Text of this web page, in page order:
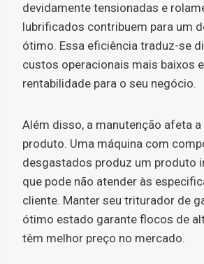
devidamente tensionadas e
lubrificados contribuem para um
ótimo. Essa eficiência traduz-se
custos operacionais mais baixos
rentabilidade para o seu negócio.
Além disso, a manutenção afeta
produto. Uma máquina com
desgastados produz um produto
que pode não atender às
cliente. Manter seu triturador de
ótimo estado garante flocos de
têm melhor preço no mercado.